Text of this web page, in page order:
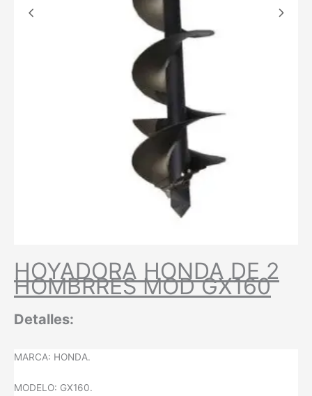
HOYADORA HONDA DE 2
HOMBRRES MOD GX160
Detalles:
MARCA: HONDA.
MODELO: GX160.